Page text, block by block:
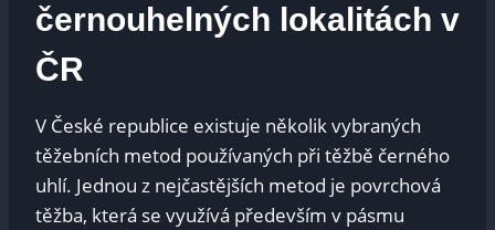
černouhelných lokalitách v
ČR
V České republice existuje několik vybraných
těžebních metod používaných při těžbě černého
uhlí. Jednou z nejčastějších metod je povrchová
těžba, která se využívá především v pásmu